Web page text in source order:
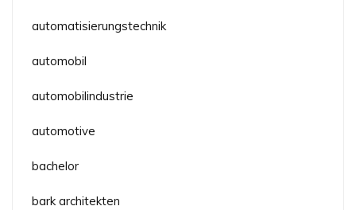
automatisierungstechnik
automobil
automobilindustrie
automotive
bachelor
bark architekten